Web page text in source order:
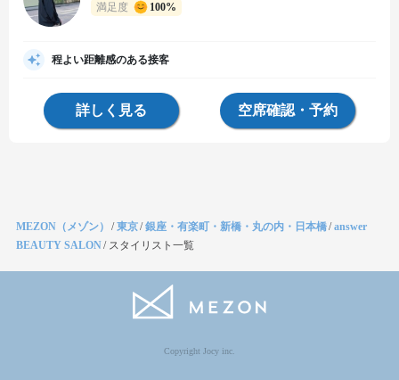
満足度 100%
程よい距離感のある接客
詳しく見る 空席確認・予約
MEZON（メゾン） /東京/銀座・有楽町・新橋・丸の内・日本橋/answer
BEAUTY SALON/ スタイリスト一覧
Copyright Jocy inc.